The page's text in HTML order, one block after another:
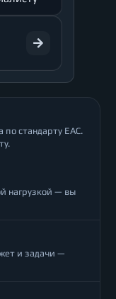
по стандарту ЕАС.
нагрузкой — вы
и задачи —